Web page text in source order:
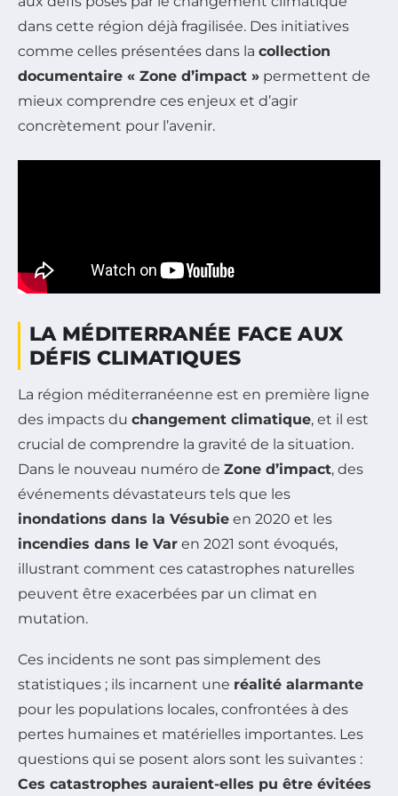
dans cette région déjà fragilisée. Des initiatives
comme celles présentées dans la collection
documentaire « Zone d’impact » permettent de
mieux comprendre ces enjeux et d’agir
concrètement pour l’avenir.
LA MÉDITERRANÉE FACE AUX
DÉFIS CLIMATIQUES
La région méditerranéenne est en première ligne
des impacts du changement climatique, et il est
crucial de comprendre la gravité de la situation.
Dans le nouveau numéro de Zone d’impact, des
événements dévastateurs tels que les
inondations dans la Vésubie en 2020 et les
incendies dans le Var en 2021 sont évoqués,
illustrant comment ces catastrophes naturelles
peuvent être exacerbées par un climat en
mutation.
Ces incidents ne sont pas simplement des
statistiques ; ils incarnent une réalité alarmante
pour les populations locales, confrontées à des
pertes humaines et matérielles importantes. Les
questions qui se posent alors sont les suivantes :
Ces catastrophes auraient-elles pu être évitées